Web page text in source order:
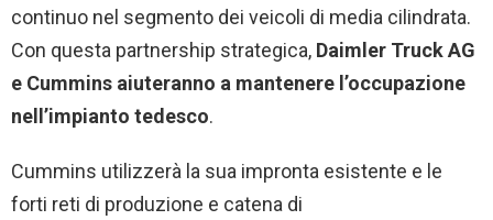
continuo nel segmento dei veicoli di media cilindrata.
Con questa partnership strategica, Daimler Truck AG
e Cummins aiuteranno a mantenere l’occupazione
nell’impianto tedesco.
Cummins utilizzerà la sua impronta esistente e le
forti reti di produzione e catena di